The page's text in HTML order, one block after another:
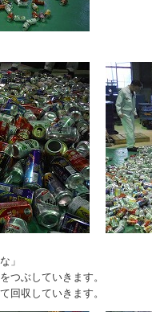
」
つぶしていきます。
回収していきます。